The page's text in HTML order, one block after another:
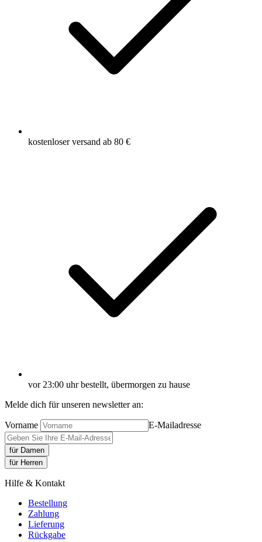
kostenloser versand ab 80 €
vor 23:00 uhr bestellt, übermorgen zu hause
Melde dich für unseren newsletter an:
Vorname E-Mailadresse
für Damen
für Herren
Hilfe & Kontakt
Bestellung
Zahlung
Lieferung
Rückgabe